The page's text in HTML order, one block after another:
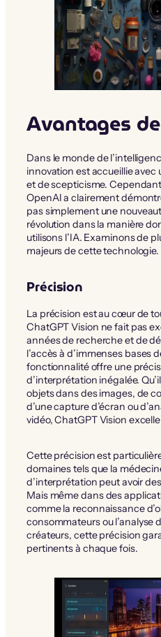
Avantages
Dans le monde de
innovation est accueillie avec
et de scepticisme.
OpenAI a clairement
pas simplement une
révolution dans la manière
utilisons l’IA. Examinons de
majeurs de cette technologie.
Précision
La précision est au cœur de
ChatGPT Vision ne fait pas
années de recherche et de
l’accès à d’immenses bases
fonctionnalité offre une
d’interprétation inégalée.
objets dans des images, de
d’une capture d’écran ou
vidéo, ChatGPT Vision
Cette précision est
domaines tels que la
d’interprétation peut avoir
Mais même dans des
comme la reconnaissance
consommateurs ou l’analyse
créateurs, cette précision
pertinents à chaque fois.